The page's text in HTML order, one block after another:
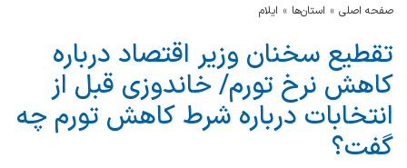
صفحه اصلی استان‌ها ایلام
تقطیع سخنان وزیر اقتصاد درباره
كاهش نرخ تورم/ خاندوزی قبل از
انتخابات درباره شرط كاهش تورم چه
گفت؟